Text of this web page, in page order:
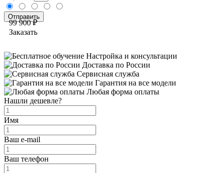
99 900 ₽
Заказать
Настройка и консультации
Доставка по России
Сервисная служба
Гарантия на все модели
Любая форма оплаты
Нашли дешевле?
Имя
Ваш e-mail
Ваш телефон